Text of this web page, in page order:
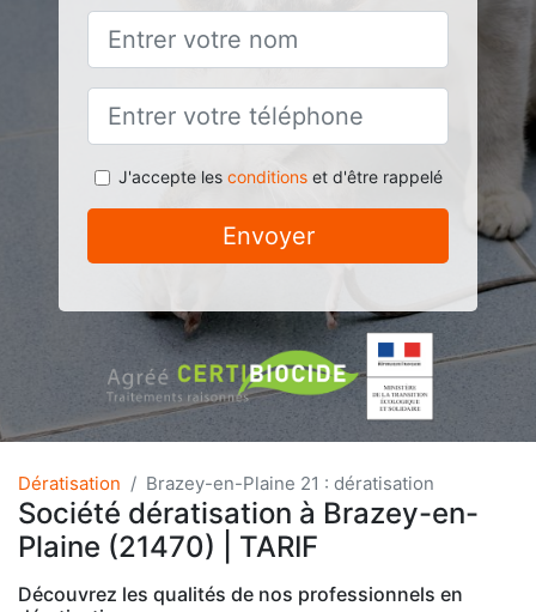
J'accepte les conditionset d'être rappelé
Envoyer
Dératisation Brazey-en-Plaine 21 : dératisation
Société dératisation à Brazey-en-
Plaine (21470) | TARIF
Découvrez les qualités de nos professionnels en